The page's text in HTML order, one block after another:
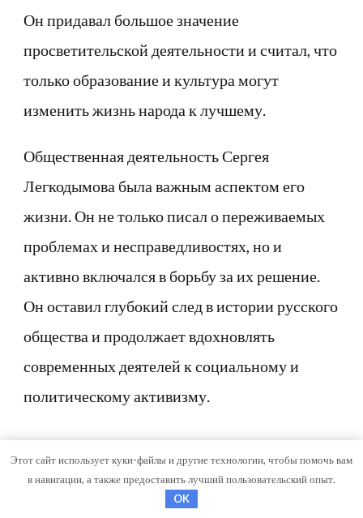
Он придавал большое значение
просветительской деятельности и считал, что
только образование и культура могут
изменить жизнь народа к лучшему.
Общественная деятельность Сергея
Легкодымова была важным аспектом его
жизни. Он не только писал о переживаемых
проблемах и несправедливостях, но и
активно включался в борьбу за их решение.
Он оставил глубокий след в истории русского
общества и продолжает вдохновлять
современных деятелей к социальному и
политическому активизму.
Вопрос-ответ:
Этот сайт использует куки-файлы и другие технологии, чтобы помочь вам
в навигации, а также предоставить лучший пользовательский опыт.
OK